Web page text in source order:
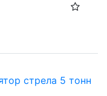
стрела 5 тонн